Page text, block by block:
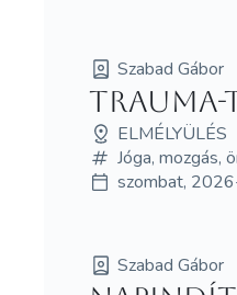
Szabad Gábor
ELMÉLYÜLÉS
Jóga, mozgás,
szombat,
Szabad Gábor